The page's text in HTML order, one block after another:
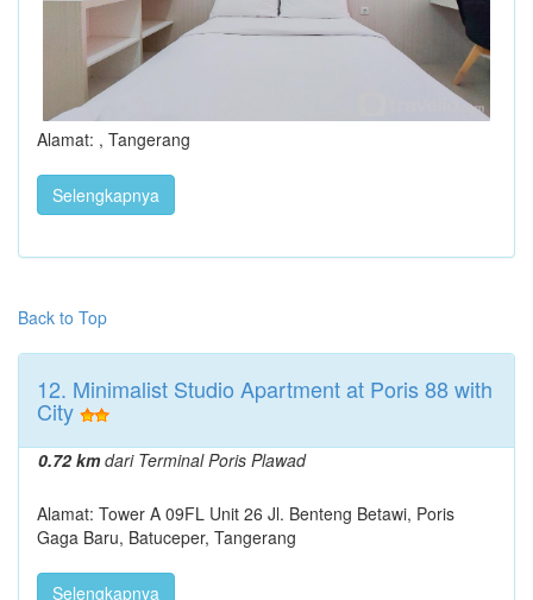
Alamat: , Tangerang
Selengkapnya
Back to Top
12. Minimalist Studio Apartment at Poris 88 with
City
0.72 kmdari Terminal Poris Plawad
Alamat: Tower A 09FL Unit 26 Jl. Benteng Betawi, Poris
Gaga Baru, Batuceper, Tangerang
Selengkapnya